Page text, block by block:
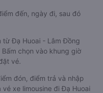
đến, ngày đi, sau đó
từ Đạ Huoai - Lâm Đồng
chọn vào khung giờ
vé.
đón, điểm trả và nhập
xe limousine đi Đạ Huoai